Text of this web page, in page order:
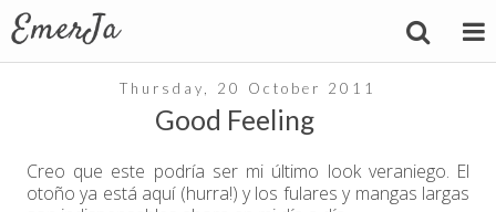
Thursday, 20 October 2011
Good Feeling
Creo que este podría ser mi último look veraniego. El
otoño ya está aquí (hurra!) y los fulares y mangas largas